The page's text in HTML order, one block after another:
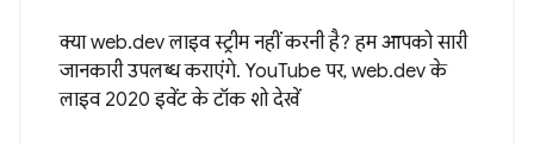
क्या web.dev लाइव स्ट्रीम नहीं करनी है? हम आपको सारी
जानकारी उपलब्ध कराएंगे. YouTube पर, web.dev के
लाइव 2020 इवेंट के टॉक शो देखें